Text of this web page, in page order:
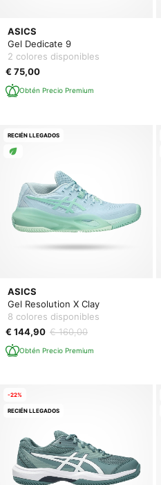
ASICS
Gel Dedicate 9
2 colores disponibles
€ 75,00
Obtén Precio Premium
ASICS
Gel Resolution X Clay
8 colores disponibles
€ 144,90 € 160,00
Obtén Precio Premium
RECIÉN LLEGADOS
-22%
RECIÉN LLEGADOS